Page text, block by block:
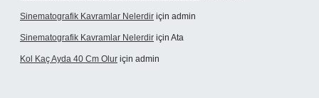
Sinematografik Kavramlar Nelerdir için admin
Sinematografik Kavramlar Nelerdir için Ata
Kol Kaç Ayda 40 Cm Olur için admin